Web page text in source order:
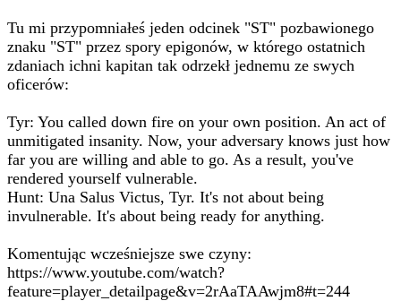
Tu mi przypomniałeś jeden odcinek "ST" pozbawionego
znaku "ST" przez spory epigonów, w którego ostatnich
zdaniach ichni kapitan tak odrzekł jednemu ze swych
oficerów:
Tyr: You called down fire on your own position. An act of
unmitigated insanity. Now, your adversary knows just how
far you are willing and able to go. As a result, you've
rendered yourself vulnerable.
Hunt: Una Salus Victus, Tyr. It's not about being
invulnerable. It's about being ready for anything.
Komentując wcześniejsze swe czyny:
https://www.youtube.com/watch?
feature=player_detailpage&v=2rAaTAAwjm8#t=244